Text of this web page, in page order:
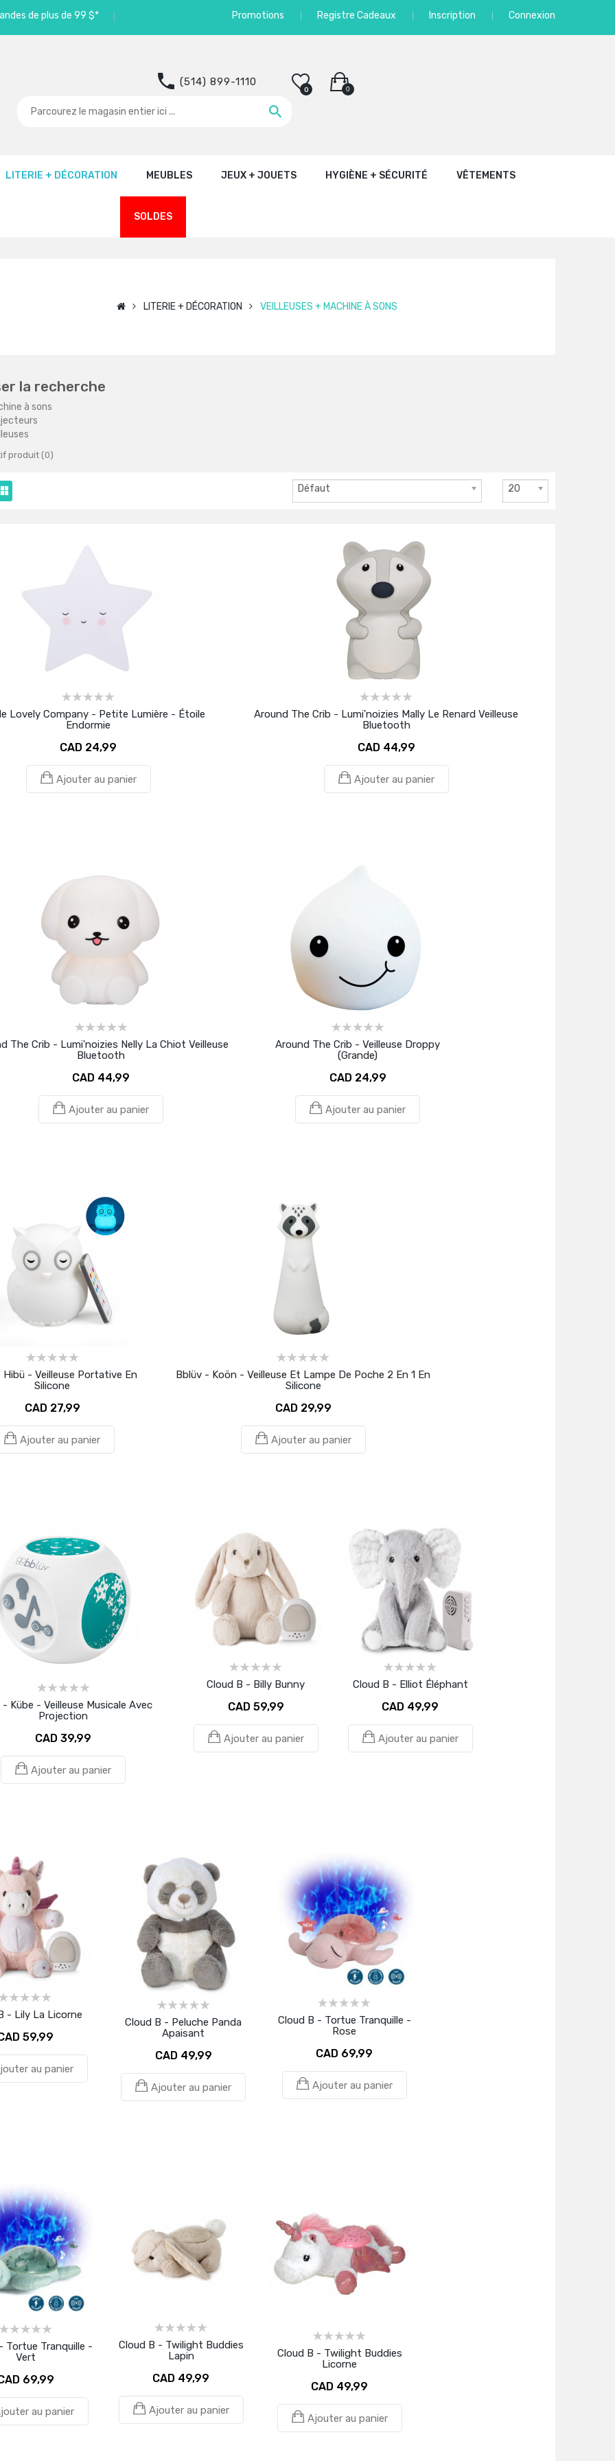
de plus de 99 $* Promotions Registre Cadeaux Inscription Connexion
0
0
(514) 899-1110
LITERIE + DÉCORATION MEUBLES JEUX + JOUETS HYGIÈNE + SÉCURITÉ VÊTEMENTS
SOLDES
LITERIE + DÉCORATION VEILLEUSES + MACHINE À SONS
la recherche
à sons
produit (0)
20
Défaut
Lovely Company - Petite Lumière - Étoile
Endormie
CAD 24,99
Ajouter au panier
Around The Crib - Lumi'noizies Mally Le Renard Veilleuse
Bluetooth
CAD 44,99
Ajouter au panier
The Crib - Lumi'noizies Nelly La Chiot Veilleuse
Bluetooth
CAD 44,99
Ajouter au panier
Around The Crib - Veilleuse Droppy
(Grande)
CAD 24,99
Ajouter au panier
Hibü - Veilleuse Portative En
Silicone
CAD 27,99
Ajouter au panier
Bblüv - Koön - Veilleuse Et Lampe De Poche 2 En 1 En
Silicone
CAD 29,99
Ajouter au panier
- Kübe - Veilleuse Musicale Avec
Projection
CAD 39,99
Ajouter au panier
Cloud B - Billy Bunny
CAD 59,99
Ajouter au panier
Cloud B - Elliot Éléphant
CAD 49,99
Ajouter au panier
- Lily La Licorne
59,99
au panier
Cloud B - Peluche Panda
Apaisant
CAD 49,99
Ajouter au panier
Cloud B - Tortue Tranquille -
Rose
CAD 69,99
Ajouter au panier
Tortue Tranquille -
Vert
69,99
au panier
Cloud B - Twilight Buddies
Lapin
CAD 49,99
Ajouter au panier
Cloud B - Twilight Buddies
Licorne
CAD 49,99
Ajouter au panier